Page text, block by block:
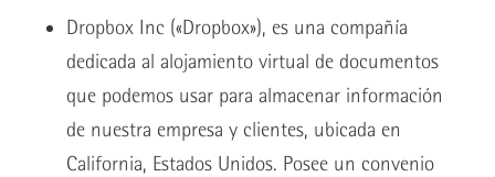
Dropbox Inc («Dropbox»), es una compañía
dedicada al alojamiento virtual de documentos
que podemos usar para almacenar información
de nuestra empresa y clientes, ubicada en
California, Estados Unidos. Posee un convenio